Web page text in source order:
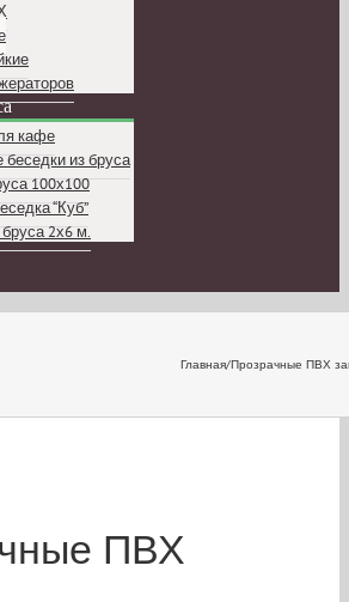
кафе
из бруса
100х100
“Куб”
2х6 м.
Главная/Прозрачные ПВХ
ПВХ